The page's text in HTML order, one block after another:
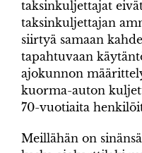
taksinkuljettajat
taksinkuljettajan
siirtyä samaan
tapahtuvaan
ajokunnon
kuorma-auton
70-vuotiaita
Meillähän on